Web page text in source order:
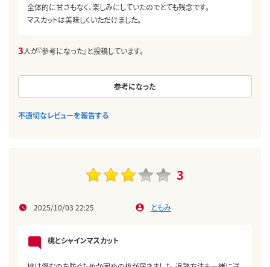
全体的に甘さもなく、楽しみにしていたのでとても残念です。
マスカットは美味しくいただけました。
3人が『参考になった』と投稿しています。
参考になった
不適切なレビューを報告する
3
2025/10/03 22:25 ともみ
桃とシャインマスカット